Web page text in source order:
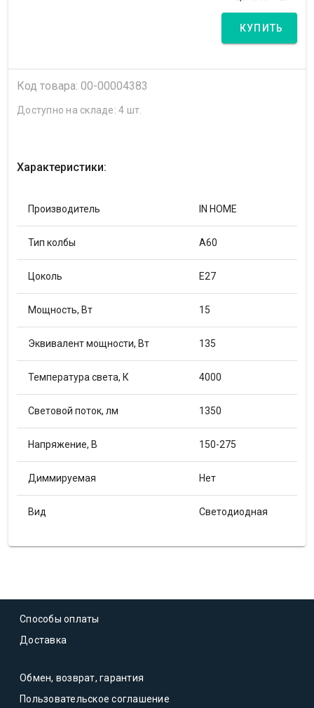
КУПИТЬ
Код товара: 00-00004383
Доступно на складе: 4 шт.
Характеристики:
Производитель IN HOME
Тип колбы A60
Цоколь E27
Мощность, Вт 15
Эквивалент мощности, Вт 135
Температура света, К 4000
Световой поток, лм 1350
Напряжение, В 150-275
Диммируемая Нет
Вид Светодиодная
Способы оплаты
Доставка
Обмен, возврат, гарантия
Пользовательское соглашение